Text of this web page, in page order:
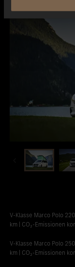
V-Klasse Marco Polo
km | CO₂-Emissionen
V-Klasse Marco Polo
km | CO₂-Emissionen